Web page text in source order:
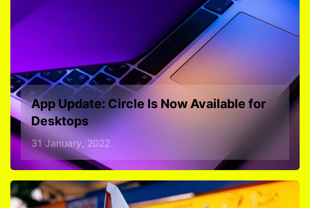
App Update: Circle Is Now Available for
Desktops
31 January, 2022